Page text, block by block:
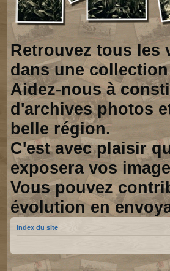
Retrouvez tous les
dans une
Aidez-nous à
d'archives photos
belle région.
C'est avec plaisir
exposera vos
Vous pouvez
évolution en
Index du site